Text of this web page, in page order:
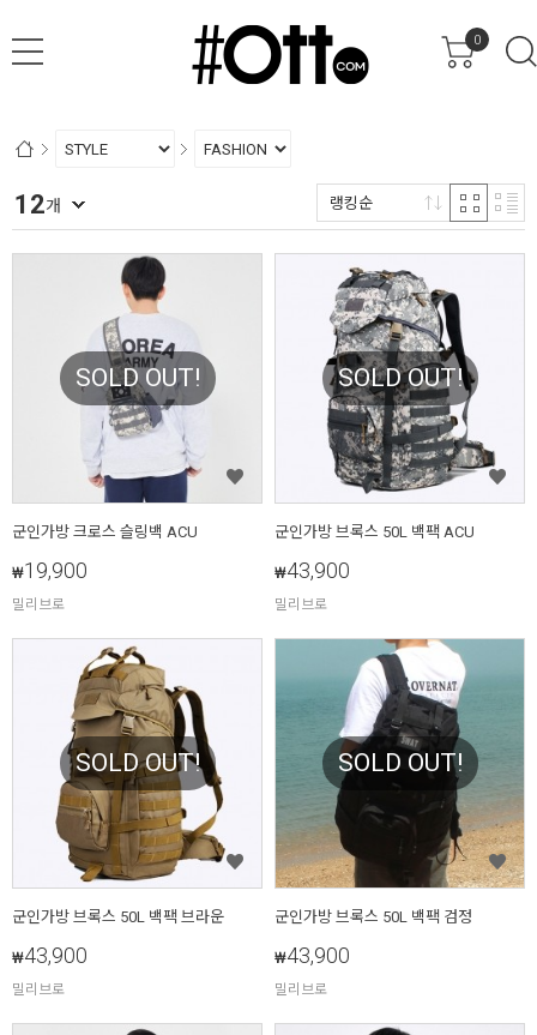
0
12개 랭킹순
SOLD OUT!
군인가방 크로스 슬링백 ACU
₩19,900
밀리브로
SOLD OUT!
군인가방 브록스 50L 백팩 ACU
₩43,900
밀리브로
SOLD OUT!
군인가방 브록스 50L 백팩 브라운
₩43,900
밀리브로
SOLD OUT!
군인가방 브록스 50L 백팩 검정
₩43,900
밀리브로